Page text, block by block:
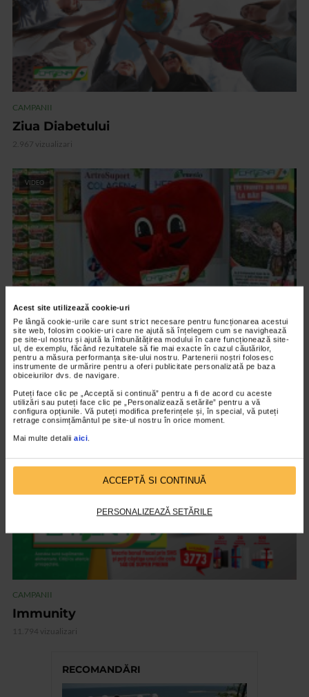
Acest site utilizează cookie-uri
Pe lângă cookie-urile care sunt strict necesare pentru funcționarea acestui
site web, folosim cookie-uri care ne ajută să înțelegem cum se navighează
pe site-ul nostru și ajută la îmbunătățirea modului în care funcționează site-
ul, de exemplu, făcând rezultatele să fie mai exacte în cazul căutărilor,
pentru a măsura performanța site-ului nostru. Partenerii noștri folosesc
instrumente de urmărire pentru a oferi publicitate personalizată pe baza
obiceiurilor dvs. de navigare.
Puteți face clic pe „Acceptă si continuă” pentru a fi de acord cu aceste
utilizări sau puteți face clic pe „Personalizează setările” pentru a vă
configura opțiunile. Vă puteți modifica preferințele și, în special, vă puteți
retrage consimțământul pe site-ul nostru în orice moment.
Mai multe detalii aici.
ACCEPTĂ SI CONTINUĂ
PERSONALIZEAZĂ SETĂRILE
CAMPANII
Ziua Diabetului
2.967 vizualizari
VIDEO
CAMPANII
Campania „Catena te trimite la bai” si-a
desemnat castigatorii
3.875 vizualizari
VIDEO
CAMPANII
Immunity
11.794 vizualizari
RECOMANDĂRI